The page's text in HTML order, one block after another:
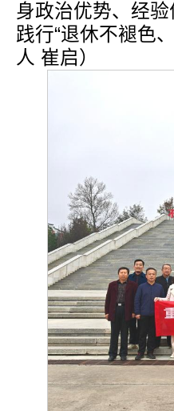
身政治优势、经
践行“退休不褪色
人 崔启）